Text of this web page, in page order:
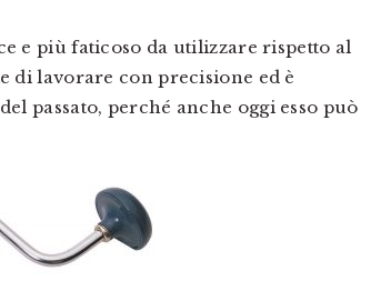
e più faticoso da utilizzare rispetto al
di lavorare con precisione ed è
passato, perché anche oggi esso può